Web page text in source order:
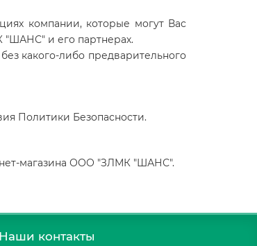
компании, которые могут Вас
"ШАНС" и его партнерах.
какого-либо предварительного
Политики Безопасности.
магазина ООО "ЗЛМК "ШАНС".
Наши контакты